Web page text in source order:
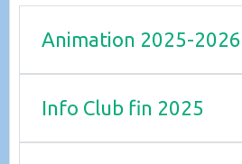
Animation 2025-2026
Info Club fin 2025